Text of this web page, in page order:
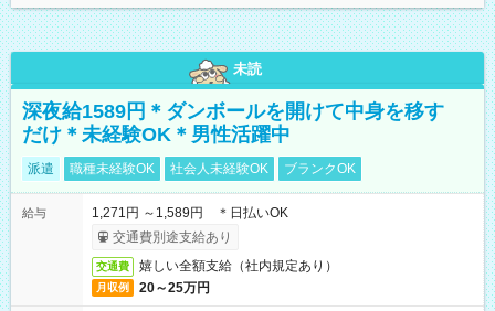
未読
深夜給1589円＊ダンボールを開けて中身を移す
だけ＊未経験OK＊男性活躍中
派遣 職種未経験OK 社会人未経験OK ブランクOK
給与
1,271円 ～1,589円 ＊日払いOK
交通費別途支給あり
交通費 嬉しい全額支給（社内規定あり）
月収例 20～25万円